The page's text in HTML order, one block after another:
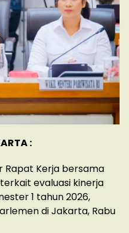
:
Rapat Kerja bersama
evaluasi kinerja
1 tahun 2026,
di Jakarta, Rabu